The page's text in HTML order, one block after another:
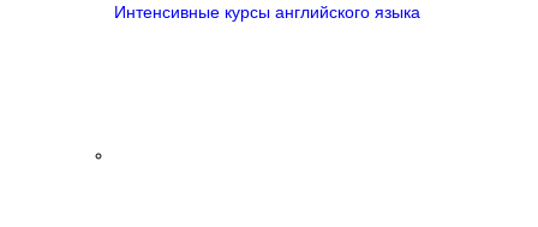
Интенсивные курсы английского языка